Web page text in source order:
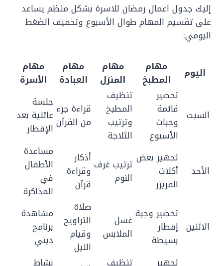
إليك جدول اعمال رمضان للاسرة بشكل منظم يساعد
على تقسيم المهام طوال الأسبوع وتخفيف الضغط
اليومي:
اليوم
مهام
المطبخ
مهام
المنزل
مهام
العبادة
مهام
الأسرة
السبت
تحضير
قائمة
وجبات
الأسبوع
تنظيف
المطبخ
وترتيب
الثلاجة
قراءة جزء
من القرآن
جلسة
عائلية بعد
الإفطار
الأحد
تجهيز بعض
أكلات
الفريزر
ترتيب غرف
النوم
أذكار
وقراءة
قرآن
مساعدة
الأطفال
في
المذاكرة
الاثنين
تحضير وجبة
إفطار
بسيطة
غسل
الملابس
صلاة
التراويح
وقيام
الليل
مشاهدة
برنامج
ديني
تجهيز
تنظيف نشاط